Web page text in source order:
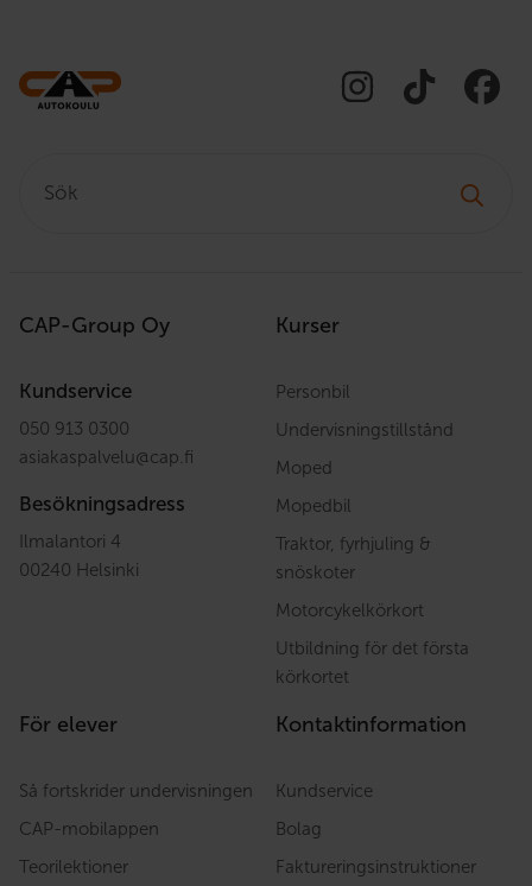
CAP-Group Oy
Kundservice
050 913 0300
asiakaspalvelu@cap.fi
Besökningsadress
Ilmalantori 4
00240 Helsinki
Kurser
Personbil
Undervisningstillstånd
Moped
Mopedbil
Traktor, fyrhjuling &
snöskoter
Motorcykelkörkort
Utbildning för det första
körkortet
För elever
Så fortskrider undervisningen
CAP-mobilappen
Teorilektioner
Kontaktinformation
Kundservice
Bolag
Faktureringsinstruktioner